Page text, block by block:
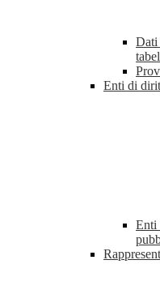
Dati
Enti di
Enti